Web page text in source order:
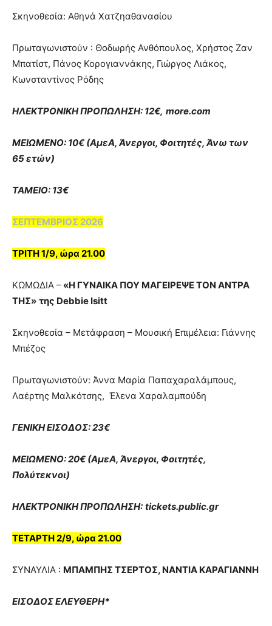
Σκηνοθεσία: Αθηνά Χατζηαθανασίου
Πρωταγωνιστούν : Θοδωρής Ανθόπουλος, Χρήστος Ζαν
Μπατίστ, Πάνος Κορογιαννάκης, Γιώργος Λιάκος,
Κωνσταντίνος Ρόδης
ΗΛΕΚΤΡΟΝΙΚΗ ΠΡΟΠΩΛΗΣΗ: 12€, more.com
ΜΕΙΩΜΕΝΟ: 10€ (ΑμεΑ, Άνεργοι, Φοιτητές, Άνω των
65 ετών)
ΤΑΜΕΙΟ: 13€
ΣΕΠΤΕΜΒΡΙΟΣ 2026
ΤΡΙΤΗ 1/9, ώρα 21.00
ΚΩΜΩΔΙΑ – «Η ΓΥΝΑΙΚΑ ΠΟΥ ΜΑΓΕΙΡΕΨΕ ΤΟΝ ΑΝΤΡΑ
ΤΗΣ» της Debbie Isitt
Σκηνοθεσία – Μετάφραση – Μουσική Επιμέλεια: Γιάννης
Μπέζος
Πρωταγωνιστούν: Άννα Μαρία Παπαχαραλάμπους,
Λαέρτης Μαλκότσης, Έλενα Χαραλαμπούδη
ΓΕΝΙΚΗ ΕΙΣΟΔΟΣ: 23€
ΜΕΙΩΜΕΝΟ: 20€ (ΑμεΑ, Άνεργοι, Φοιτητές,
Πολύτεκνοι)
ΗΛΕΚΤΡΟΝΙΚΗ ΠΡΟΠΩΛΗΣΗ: tickets.public.gr
ΤΕΤΑΡΤΗ 2/9, ώρα 21.00
ΣΥΝΑΥΛΙA : ΜΠΑΜΠΗΣ ΤΣΕΡΤΟΣ, ΝΑΝΤΙΑ ΚΑΡΑΓΙΑΝΝΗ
ΕΙΣΟΔΟΣ ΕΛΕΥΘΕΡΗ*